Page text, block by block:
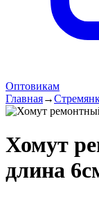
Оптовикам
Главная→
Хомут
длина